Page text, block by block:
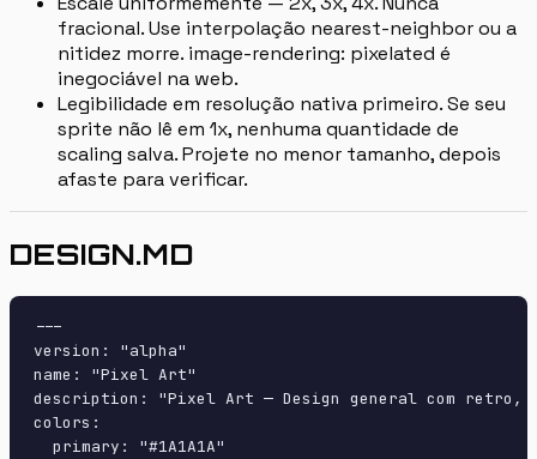
fracional. Use interpolação nearest-neighbor ou a
nitidez morre. image-rendering: pixelated é
inegociável na web.
Legibilidade em resolução nativa primeiro. Se seu
sprite não lê em 1x, nenhuma quantidade de
scaling salva. Projete no menor tamanho, depois
afaste para verificar.
DESIGN.MD
---
version: "alpha"
name: "Pixel Art"
description: "Pixel Art — Design general com
colors:
  primary: "#1A1A1A"